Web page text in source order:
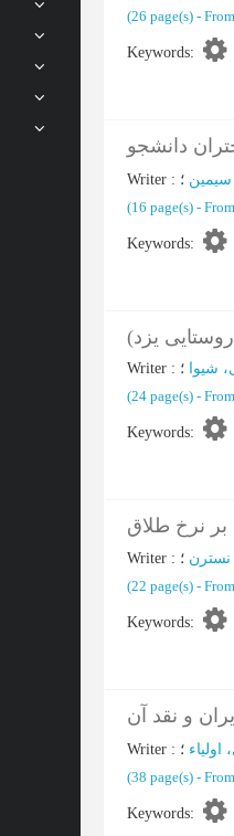
(‎26 page(s) -
Keywords:
دانشجو
Writer : سیمین ؛
(‎16 page(s) -
Keywords:
یزد)
Writer : شیوا ؛
(‎24 page(s) -
Keywords:
بر نرخ طلاق
Writer : ؛
(‎22 page(s) -
Keywords:
و نقد آن
Writer : ؛
(‎38 page(s) -
Keywords: